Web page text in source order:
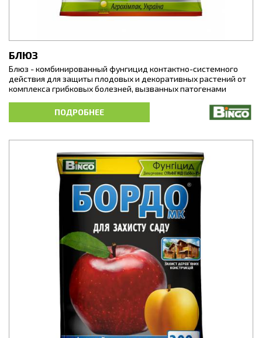
БЛЮЗ
Блюз - комбинированный фунгицид контактно-системного
действия для защиты плодовых и декоративных растений от
комплекса грибковых болезней, вызванных патогенами
ржавчины, сажистых грибков, пятнистости, курчавости
листьев, плодовых гнилей и
ПОДРОБНЕЕ